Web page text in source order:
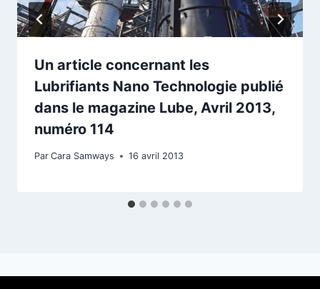
Un article concernant les
Lubrifiants Nano Technologie publié
dans le magazine Lube, Avril 2013,
numéro 114
Par Cara Samways 16 avril 2013